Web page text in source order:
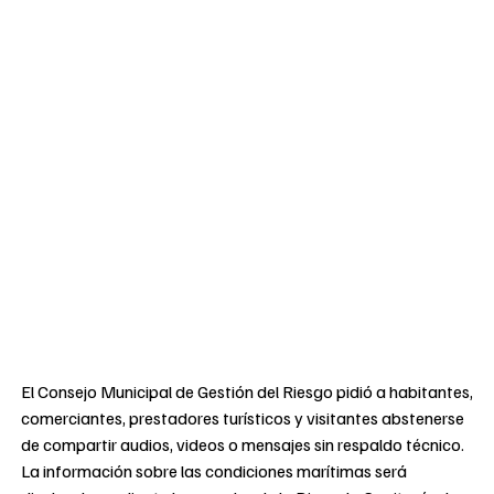
El Consejo Municipal de Gestión del Riesgo pidió a habitantes,
comerciantes, prestadores turísticos y visitantes abstenerse
de compartir audios, videos o mensajes sin respaldo técnico.
La información sobre las condiciones marítimas será